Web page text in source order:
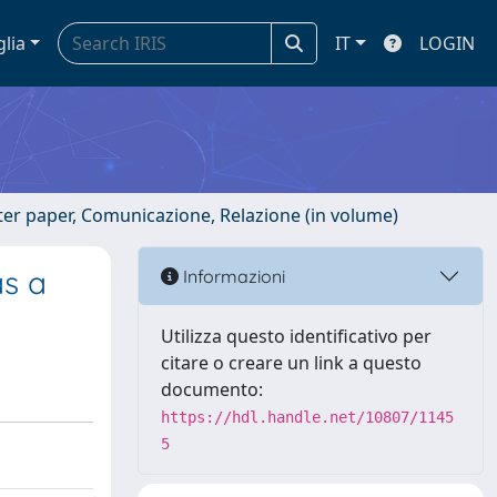
IT LOGIN
paper, Comunicazione, Relazione (in volume)
a Informazioni
Utilizza questo identificativo per
citare o creare un link a questo
documento:
https://hdl.handle.net/10807/1145
5